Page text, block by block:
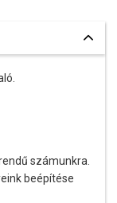
számunkra.
beépítése